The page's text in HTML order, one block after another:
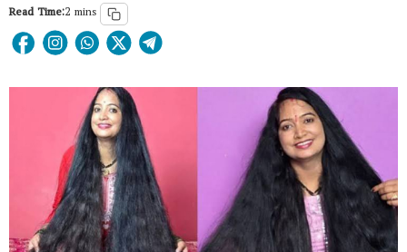
Read Time:2 mins